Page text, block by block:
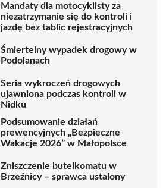
Mandaty dla motocyklisty za
niezatrzymanie się do kontroli i
jazdę bez tablic rejestracyjnych
Śmiertelny wypadek drogowy w
Podolanach
Seria wykroczeń drogowych
ujawniona podczas kontroli w
Nidku
Podsumowanie działań
prewencyjnych „Bezpieczne
Wakacje 2026” w Małopolsce
Zniszczenie butelkomatu w
Brzeźnicy – sprawca ustalony